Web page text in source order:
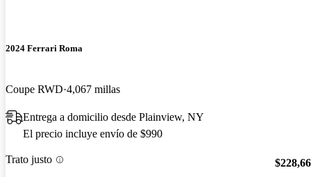
2024 Ferrari Roma
Coupe RWD 4,067 millas
Entrega a domicilio desde Plainview, NY
El precio incluye envío de $990
Trato justo